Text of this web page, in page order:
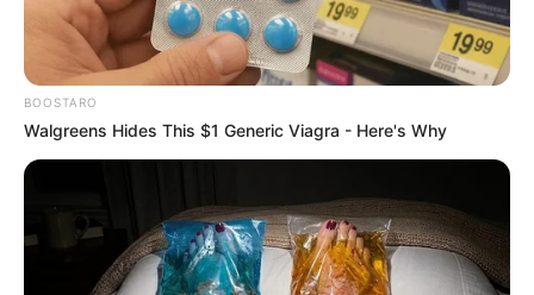
10 Pose Manekin Anti
Mainstream yang Konyol
Banget
BOOSTARO
Walgreens Hides This $1 Generic Viagra - Here's Why